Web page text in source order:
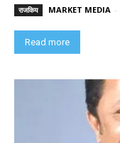
राजकिय MARKET MEDIA -
Read more